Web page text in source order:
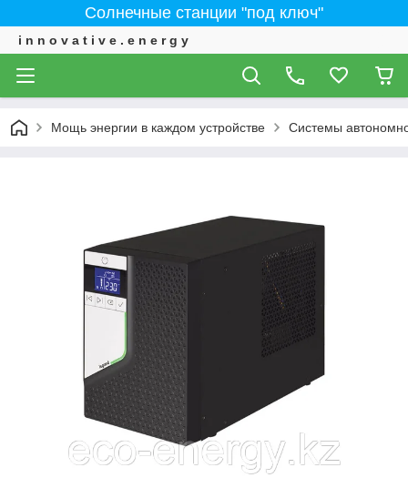
Солнечные станции "под ключ"
i n n o v a t i v e . e n e r g y
Мощь энергии в каждом устройстве Системы